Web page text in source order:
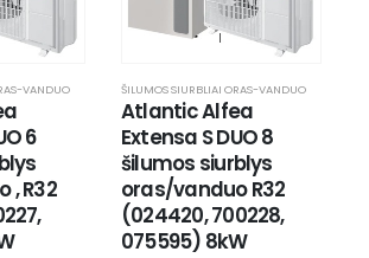
VANDUO
6
, R32
ŠILUMOS SIURBLIAI ORAS-VANDUO
Atlantic Alfea
Extensa S DUO 8
šilumos siurblys
oras/vanduo R32
(024420, 700228,
075595) 8kW